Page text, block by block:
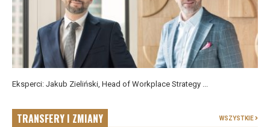
Eksperci: Jakub Zieliński, Head of Workplace Strategy ...
TRANSFERY I ZMIANY WSZYSTKIE